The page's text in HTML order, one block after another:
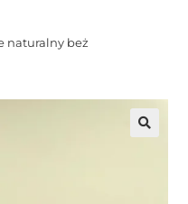
naturalny beż